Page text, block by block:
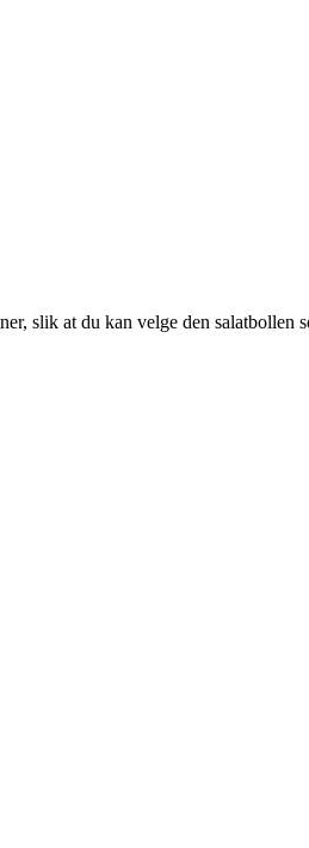
slik at du kan velge den salatbollen